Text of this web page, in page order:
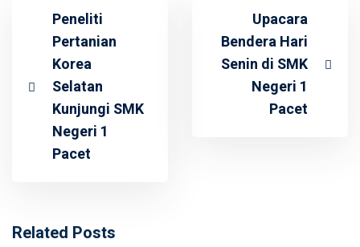
Peneliti
Pertanian
Korea
Selatan
Kunjungi SMK
Negeri 1
Pacet
Upacara
Bendera Hari
Senin di SMK
Negeri 1
Pacet
Related Posts